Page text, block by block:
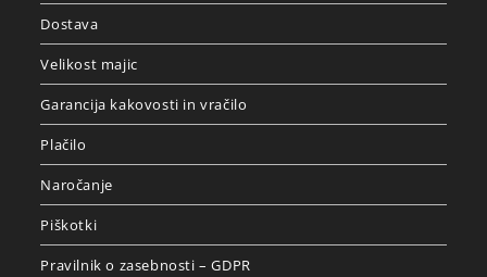
Dostava
Velikost majic
Garancija kakovosti in vračilo
Plačilo
Naročanje
Piškotki
Pravilnik o zasebnosti – GDPR